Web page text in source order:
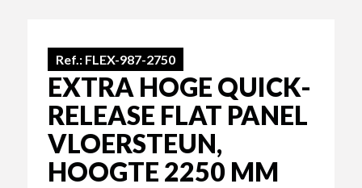
Ref.: FLEX-987-2750
EXTRA HOGE QUICK-
RELEASE FLAT PANEL
VLOERSTEUN,
HOOGTE 2250 MM